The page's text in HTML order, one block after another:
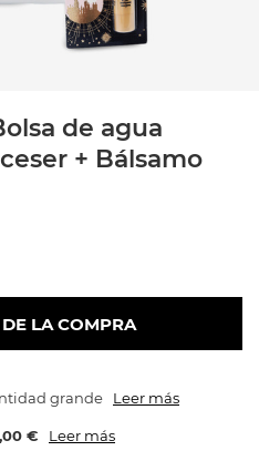
de agua
+ Bálsamo
LA COMPRA
grande Leer más
€ Leer más